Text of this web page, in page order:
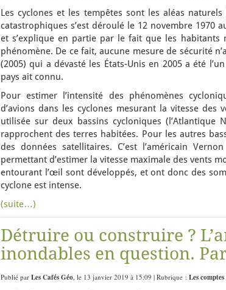
Les cyclones et les tempêtes sont les aléas
catastrophiques s’est déroulé le 12 novembre 1970
et s’explique en partie par le fait que les habitants
phénomène. De ce fait, aucune mesure de sécurité
(2005) qui a dévasté les États-Unis en 2005 a été
pays ait connu.
Pour estimer l’intensité des phénomènes
d’avions dans les cyclones mesurant la vitesse des
utilisée sur deux bassins cycloniques
rapprochent des terres habitées. Pour les autres
des données satellitaires. C’est l’américain
permettant d’estimer la vitesse maximale des vents
entourant l’œil sont développés, et ont donc des
cyclone est intense.
(suite…)
Détruire ou construire ?
inondables en question.
Publié par Les Cafés Géo, le 13 janvier 2019 à 15:09 | Rubrique : Les